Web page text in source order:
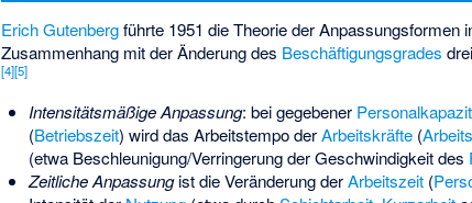
Erich Gutenbergführte 1951 dieTheorie der Anpassungsformen
Zusammenhang mit der Änderung des Beschäftigungsgrades
[4][5]
Intensitätsmäßige Anpassung: bei gegebener
(Betriebszeit) wird das Arbeitstempo derArbeitskräfte(
(etwa Beschleunigung/Verringerung der Geschwindigkeit des
Zeitliche Anpassungist die Veränderung derArbeitszeit(